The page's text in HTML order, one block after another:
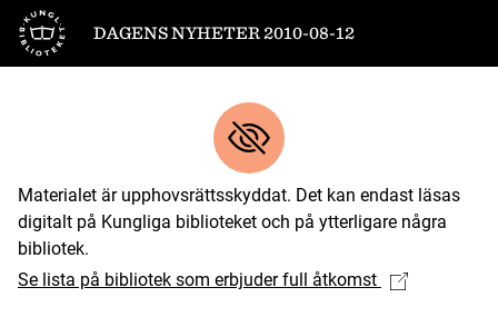
Till startsidan
DAGENS NYHETER 2010-08-12
Materialet är upphovsrättsskyddat. Det kan endast läsas
digitalt på Kungliga biblioteket och på ytterligare några
bibliotek.
Se lista på bibliotek som erbjuder full åtkomst